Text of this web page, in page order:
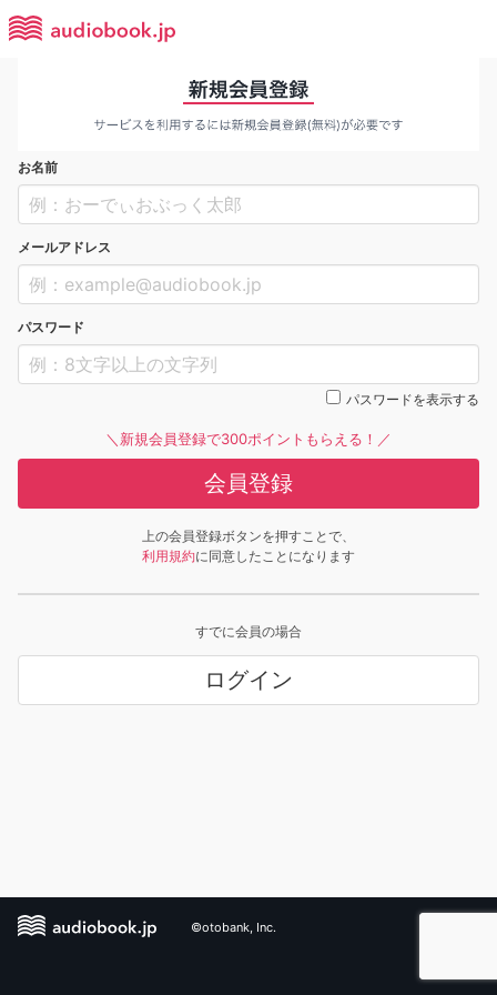
お名前
メールアドレス
パスワード
パスワードを表示する
＼新規会員登録で300ポイントもらえる！／
会員登録
上の会員登録ボタンを押すことで、
利用規約に同意したことになります
すでに会員の場合
ログイン
©otobank, Inc.